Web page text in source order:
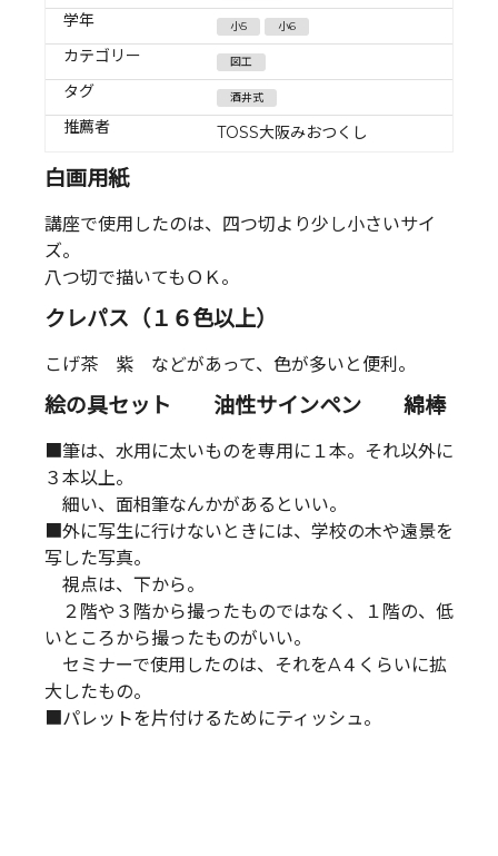
学年 小5 小6
カテゴリー 図工
タグ 酒井式
推薦者 TOSS大阪みおつくし
白画用紙
講座で使用したのは、四つ切より少し小さいサイ
ズ。
八つ切で描いてもＯＫ。
クレパス（１６色以上）
こげ茶 紫 などがあって、色が多いと便利。
絵の具セット 油性サインペン 綿棒
■筆は、水用に太いものを専用に１本。それ以外に
３本以上。
細い、面相筆なんかがあるといい。
■外に写生に行けないときには、学校の木や遠景を
写した写真。
視点は、下から。
２階や３階から撮ったものではなく、１階の、低
いところから撮ったものがいい。
セミナーで使用したのは、それをA４くらいに拡
大したもの。
■パレットを片付けるためにティッシュ。